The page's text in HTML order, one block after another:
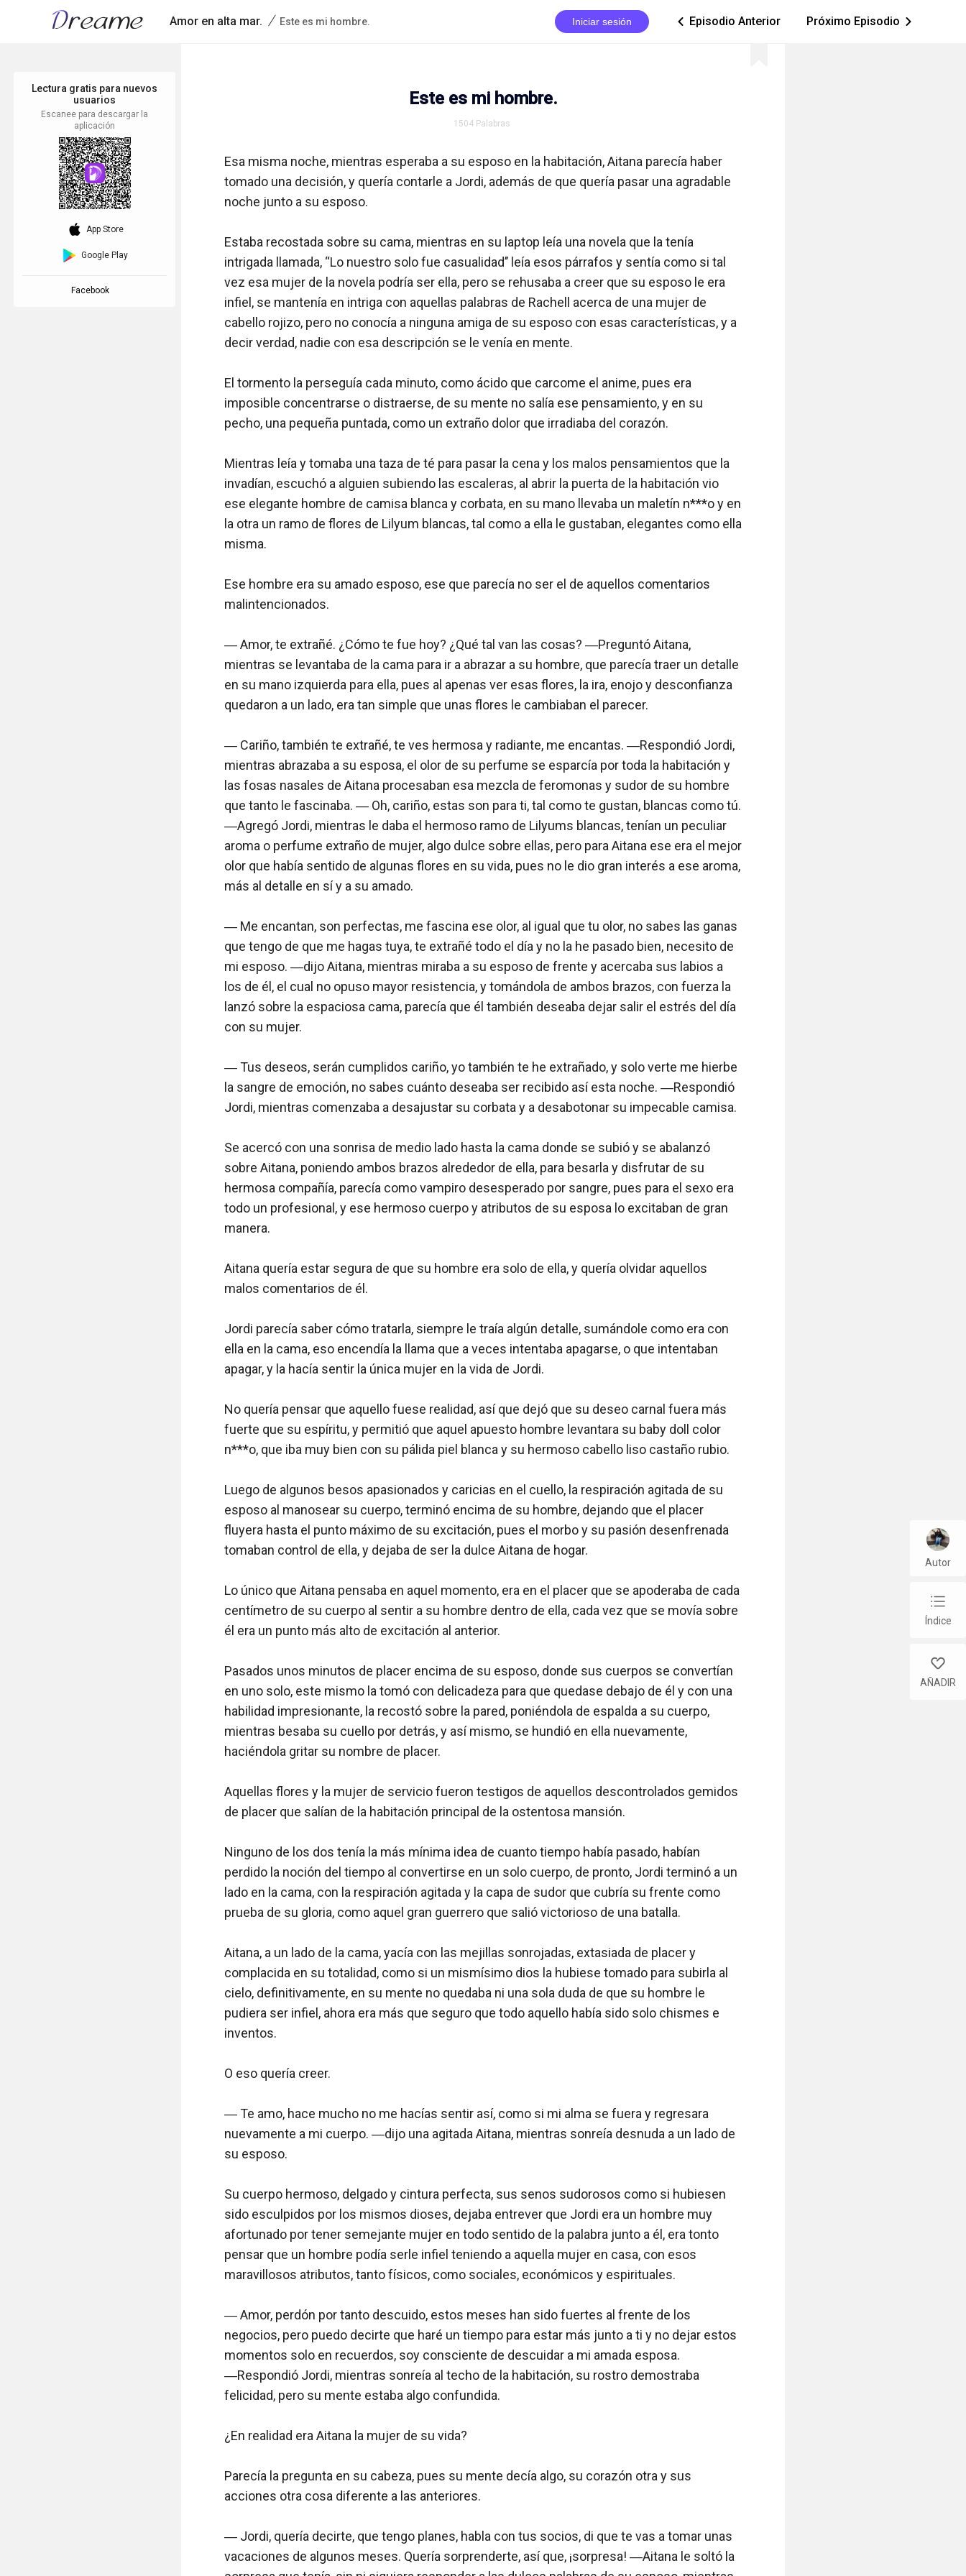
Amor en alta mar. / Este es mi hombre. Iniciar sesión ic_arrow_left Episodio Anterior Próximo Episodio ic_arrow_right
Este es mi hombre.
1504 Palabras
Esa misma noche, mientras esperaba a su esposo en la habitación, Aitana parecía haber
tomado una decisión, y quería contarle a Jordi, además de que quería pasar una agradable
noche junto a su esposo.
Estaba recostada sobre su cama, mientras en su laptop leía una novela que la tenía
intrigada llamada, “Lo nuestro solo fue casualidad’’ leía esos párrafos y sentía como si tal
vez esa mujer de la novela podría ser ella, pero se rehusaba a creer que su esposo le era
infiel, se mantenía en intriga con aquellas palabras de Rachell acerca de una mujer de
cabello rojizo, pero no conocía a ninguna amiga de su esposo con esas características, y a
decir verdad, nadie con esa descripción se le venía en mente.
El tormento la perseguía cada minuto, como ácido que carcome el anime, pues era
imposible concentrarse o distraerse, de su mente no salía ese pensamiento, y en su
pecho, una pequeña puntada, como un extraño dolor que irradiaba del corazón.
Mientras leía y tomaba una taza de té para pasar la cena y los malos pensamientos que la
invadían, escuchó a alguien subiendo las escaleras, al abrir la puerta de la habitación vio
ese elegante hombre de camisa blanca y corbata, en su mano llevaba un maletín n***o y en
la otra un ramo de flores de Lilyum blancas, tal como a ella le gustaban, elegantes como ella
misma.
Ese hombre era su amado esposo, ese que parecía no ser el de aquellos comentarios
malintencionados.
― Amor, te extrañé. ¿Cómo te fue hoy? ¿Qué tal van las cosas? ―Preguntó Aitana,
mientras se levantaba de la cama para ir a abrazar a su hombre, que parecía traer un detalle
en su mano izquierda para ella, pues al apenas ver esas flores, la ira, enojo y desconfianza
quedaron a un lado, era tan simple que unas flores le cambiaban el parecer.
― Cariño, también te extrañé, te ves hermosa y radiante, me encantas. ―Respondió Jordi,
mientras abrazaba a su esposa, el olor de su perfume se esparcía por toda la habitación y
las fosas nasales de Aitana procesaban esa mezcla de feromonas y sudor de su hombre
que tanto le fascinaba. ― Oh, cariño, estas son para ti, tal como te gustan, blancas como tú.
―Agregó Jordi, mientras le daba el hermoso ramo de Lilyums blancas, tenían un peculiar
aroma o perfume extraño de mujer, algo dulce sobre ellas, pero para Aitana ese era el mejor
olor que había sentido de algunas flores en su vida, pues no le dio gran interés a ese aroma,
más al detalle en sí y a su amado.
― Me encantan, son perfectas, me fascina ese olor, al igual que tu olor, no sabes las ganas
que tengo de que me hagas tuya, te extrañé todo el día y no la he pasado bien, necesito de
mi esposo. ―dijo Aitana, mientras miraba a su esposo de frente y acercaba sus labios a
los de él, el cual no opuso mayor resistencia, y tomándola de ambos brazos, con fuerza la
lanzó sobre la espaciosa cama, parecía que él también deseaba dejar salir el estrés del día
con su mujer.
― Tus deseos, serán cumplidos cariño, yo también te he extrañado, y solo verte me hierbe
la sangre de emoción, no sabes cuánto deseaba ser recibido así esta noche. ―Respondió
Jordi, mientras comenzaba a desajustar su corbata y a desabotonar su impecable camisa.
Se acercó con una sonrisa de medio lado hasta la cama donde se subió y se abalanzó
sobre Aitana, poniendo ambos brazos alrededor de ella, para besarla y disfrutar de su
hermosa compañía, parecía como vampiro desesperado por sangre, pues para el sexo era
todo un profesional, y ese hermoso cuerpo y atributos de su esposa lo excitaban de gran
manera.
Aitana quería estar segura de que su hombre era solo de ella, y quería olvidar aquellos
malos comentarios de él.
Jordi parecía saber cómo tratarla, siempre le traía algún detalle, sumándole como era con
ella en la cama, eso encendía la llama que a veces intentaba apagarse, o que intentaban
apagar, y la hacía sentir la única mujer en la vida de Jordi.
No quería pensar que aquello fuese realidad, así que dejó que su deseo carnal fuera más
fuerte que su espíritu, y permitió que aquel apuesto hombre levantara su baby doll color
n***o, que iba muy bien con su pálida piel blanca y su hermoso cabello liso castaño rubio.
Luego de algunos besos apasionados y caricias en el cuello, la respiración agitada de su
esposo al manosear su cuerpo, terminó encima de su hombre, dejando que el placer
fluyera hasta el punto máximo de su excitación, pues el morbo y su pasión desenfrenada
tomaban control de ella, y dejaba de ser la dulce Aitana de hogar.
Lo único que Aitana pensaba en aquel momento, era en el placer que se apoderaba de cada
centímetro de su cuerpo al sentir a su hombre dentro de ella, cada vez que se movía sobre
él era un punto más alto de excitación al anterior.
Pasados unos minutos de placer encima de su esposo, donde sus cuerpos se convertían
en uno solo, este mismo la tomó con delicadeza para que quedase debajo de él y con una
habilidad impresionante, la recostó sobre la pared, poniéndola de espalda a su cuerpo,
mientras besaba su cuello por detrás, y así mismo, se hundió en ella nuevamente,
haciéndola gritar su nombre de placer.
Aquellas flores y la mujer de servicio fueron testigos de aquellos descontrolados gemidos
de placer que salían de la habitación principal de la ostentosa mansión.
Ninguno de los dos tenía la más mínima idea de cuanto tiempo había pasado, habían
perdido la noción del tiempo al convertirse en un solo cuerpo, de pronto, Jordi terminó a un
lado en la cama, con la respiración agitada y la capa de sudor que cubría su frente como
prueba de su gloria, como aquel gran guerrero que salió victorioso de una batalla.
Aitana, a un lado de la cama, yacía con las mejillas sonrojadas, extasiada de placer y
complacida en su totalidad, como si un mismísimo dios la hubiese tomado para subirla al
cielo, definitivamente, en su mente no quedaba ni una sola duda de que su hombre le
pudiera ser infiel, ahora era más que seguro que todo aquello había sido solo chismes e
inventos.
O eso quería creer.
― Te amo, hace mucho no me hacías sentir así, como si mi alma se fuera y regresara
nuevamente a mi cuerpo. ―dijo una agitada Aitana, mientras sonreía desnuda a un lado de
su esposo.
Su cuerpo hermoso, delgado y cintura perfecta, sus senos sudorosos como si hubiesen
sido esculpidos por los mismos dioses, dejaba entrever que Jordi era un hombre muy
afortunado por tener semejante mujer en todo sentido de la palabra junto a él, era tonto
pensar que un hombre podía serle infiel teniendo a aquella mujer en casa, con esos
maravillosos atributos, tanto físicos, como sociales, económicos y espirituales.
― Amor, perdón por tanto descuido, estos meses han sido fuertes al frente de los
negocios, pero puedo decirte que haré un tiempo para estar más junto a ti y no dejar estos
momentos solo en recuerdos, soy consciente de descuidar a mi amada esposa.
―Respondió Jordi, mientras sonreía al techo de la habitación, su rostro demostraba
felicidad, pero su mente estaba algo confundida.
¿En realidad era Aitana la mujer de su vida?
Parecía la pregunta en su cabeza, pues su mente decía algo, su corazón otra y sus
acciones otra cosa diferente a las anteriores.
― Jordi, quería decirte, que tengo planes, habla con tus socios, di que te vas a tomar unas
vacaciones de algunos meses. Quería sorprenderte, así que, ¡sorpresa! ―Aitana le soltó la
Lectura gratis para nuevos
usuarios
Escanee para descargar la
aplicación
download_ios App Store
Google Play
Facebook
Autor
chap_list
Índice
like
AÑADIR